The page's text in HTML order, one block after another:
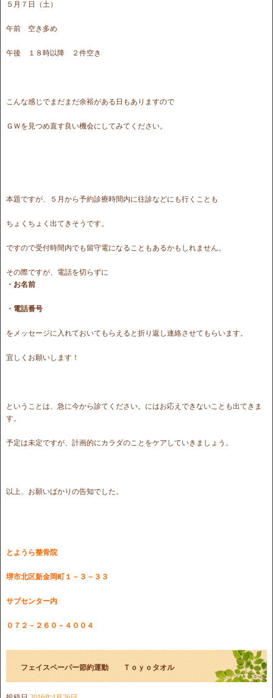
５月７日（土）
午前 空き多め
午後 １８時以降 ２件空き
こんな感じでまだまだ余裕がある日もありますので
ＧＷを見つめ直す良い機会にしてみてください。
本題ですが、５月から予約診療時間内に往診などにも行くことも
ちょくちょく出てきそうです。
ですので受付時間内でも留守電になることもあるかもしれません。
その際ですが、電話を切らずに
・お名前
・電話番号
をメッセージに入れておいてもらえると折り返し連絡させてもらいます。
宜しくお願いします！
ということは、急に今から診てください。にはお応えできないことも出てきま
す。
予定は未定ですが、計画的にカラダのことをケアしていきましょう。
以上、お願いばかりの告知でした。
とようら整骨院
堺市北区新金岡町１－３－３３
サブセンター内
０７２－２６０－４００４
フェイスペーパー節約運動 Ｔｏｙｏタオル